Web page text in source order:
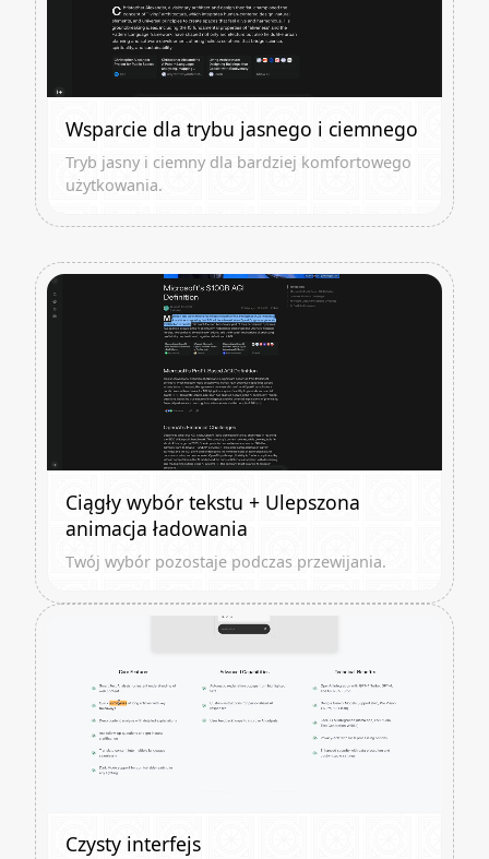
Wsparcie dla trybu jasnego i ciemnego
Tryb jasny i ciemny dla bardziej komfortowego
użytkowania.
Ciągły wybór tekstu + Ulepszona
animacja ładowania
Twój wybór pozostaje podczas przewijania.
Czysty interfejs